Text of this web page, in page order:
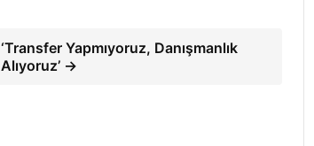
‘Transfer Yapmıyoruz, Danışmanlık
Alıyoruz’ →